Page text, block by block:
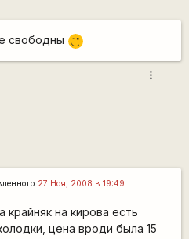
свободны ;)
more_vert
27 Ноя, 2008 в 19:49
крайняк на кирова есть
цена вроди была 15